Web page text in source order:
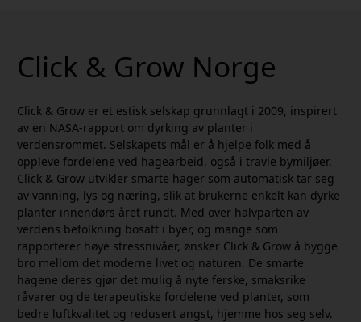
Click & Grow Norge
Click & Grow er et estisk selskap grunnlagt i 2009, inspirert
av en NASA-rapport om dyrking av planter i
verdensrommet. Selskapets mål er å hjelpe folk med å
oppleve fordelene ved hagearbeid, også i travle bymiljøer.
Click & Grow utvikler smarte hager som automatisk tar seg
av vanning, lys og næring, slik at brukerne enkelt kan dyrke
planter innendørs året rundt. Med over halvparten av
verdens befolkning bosatt i byer, og mange som
rapporterer høye stressnivåer, ønsker Click & Grow å bygge
bro mellom det moderne livet og naturen. De smarte
hagene deres gjør det mulig å nyte ferske, smaksrike
råvarer og de terapeutiske fordelene ved planter, som
bedre luftkvalitet og redusert angst, hjemme hos seg selv.